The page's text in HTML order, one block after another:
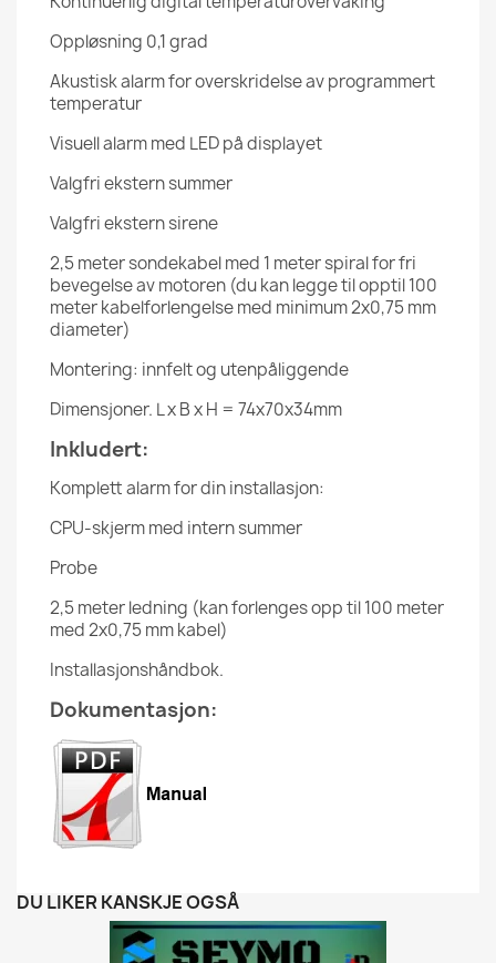
Oppløsning 0,1 grad
Akustisk alarm for overskridelse av programmert
temperatur
Visuell alarm med LED på displayet
Valgfri ekstern summer
Valgfri ekstern sirene
2,5 meter sondekabel med 1 meter spiral for fri
bevegelse av motoren (du kan legge til opptil 100
meter kabelforlengelse med minimum 2x0,75 mm
diameter)
Montering: innfelt og utenpåliggende
Dimensjoner. L x B x H = 74x70x34mm
Inkludert:
Komplett alarm for din installasjon:
CPU-skjerm med intern summer
Probe
2,5 meter ledning (kan forlenges opp til 100 meter
med 2x0,75 mm kabel)
Installasjonshåndbok.
Dokumentasjon:
DU LIKER KANSKJE OGSÅ